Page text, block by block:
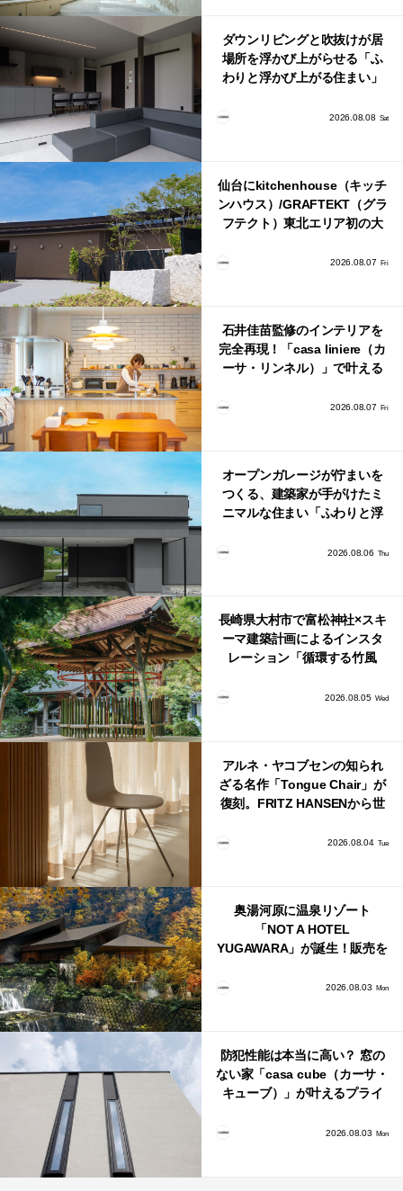
ダウンリビングと吹抜けが居
場所を浮かび上がらせる「ふ
わりと浮かび上がる住まい」
2026.08.08 Sat
仙台にkitchenhouse（キッチ
ンハウス）/GRAFTEKT（グラ
フテクト）東北エリア初の大
2026.08.07 Fri
石井佳苗監修のインテリアを
完全再現！「casa liniere（カ
ーサ・リンネル）」で叶える
2026.08.07 Fri
オープンガレージが佇まいを
つくる、建築家が手がけたミ
ニマルな住まい「ふわりと浮
2026.08.06 Thu
長崎県大村市で富松神社×スキ
ーマ建築計画によるインスタ
レーション「循環する竹風
2026.08.05 Wed
アルネ・ヤコブセンの知られ
ざる名作「Tongue Chair」が
復刻。FRITZ HANSENから世
2026.08.04 Tue
奥湯河原に温泉リゾート
「NOT A HOTEL
YUGAWARA」が誕生！販売を
2026.08.03 Mon
防犯性能は本当に高い？ 窓の
ない家「casa cube（カーサ・
キューブ）」が叶えるプライ
2026.08.03 Mon